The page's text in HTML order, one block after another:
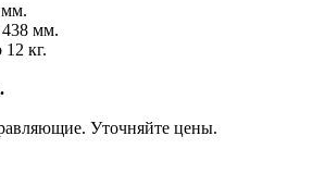
мм.
кг.
Уточняйте цены.